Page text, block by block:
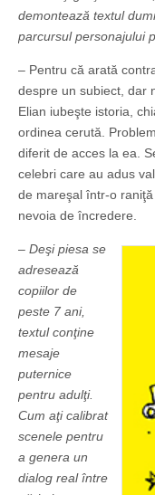
demontează textul
parcursul personajului
– Pentru că arată
despre un subiect, dar
Elian iubeşte istoria,
ordinea cerută.
diferit de acces la ea.
celebri care au adus
de mareşal într-o
nevoia de încredere.
– Deşi piesa se
adresează
copiilor de
peste 7 ani,
textul conţine
mesaje
puternice
pentru adulţi.
Cum aţi calibrat
scenele pentru
a genera un
dialog real între